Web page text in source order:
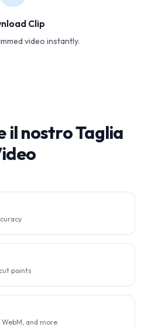
Clip
video instantly.
il nostro Taglia
points
and more